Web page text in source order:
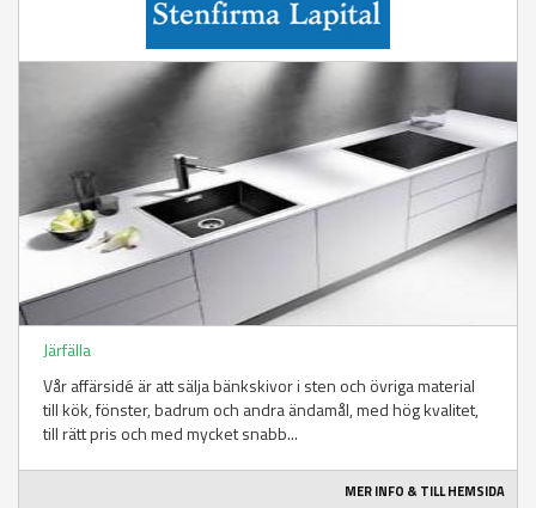
Järfälla
Vår affärsidé är att sälja bänkskivor i sten och övriga material
till kök, fönster, badrum och andra ändamål, med hög kvalitet,
till rätt pris och med mycket snabb...
MER INFO & TILL HEMSIDA